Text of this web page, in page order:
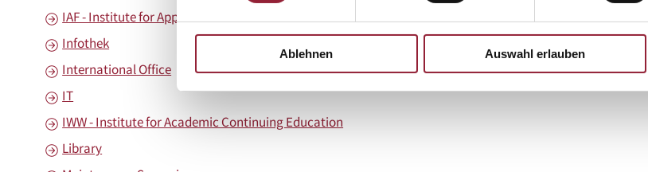
Ablehnen Auswahl erlauben
IAF - Institute for Applied Research
Infothek
International Office
IT
IWW - Institute for Academic Continuing Education
Library